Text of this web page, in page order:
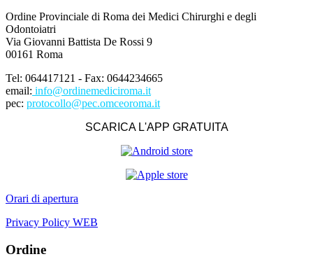
Ordine Provinciale di Roma dei Medici Chirurghi e degli
Odontoiatri
Via Giovanni Battista De Rossi 9
00161 Roma
Tel: 064417121 - Fax: 0644234665
email: info@ordinemediciroma.it
pec: protocollo@pec.omceoroma.it
SCARICA L'APP GRATUITA
Orari di apertura
Privacy Policy WEB
Ordine